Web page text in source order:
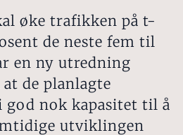
øke trafikken på t-
de neste fem til
en ny utredning
de planlagte
god nok kapasitet til å
utviklingen